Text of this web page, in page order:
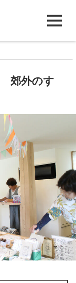
郊外のすゝ